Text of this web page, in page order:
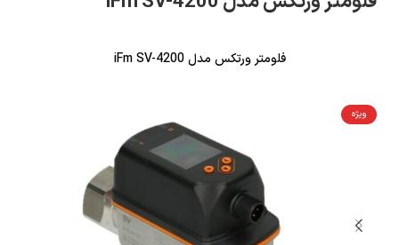
فلومتر ورتکس مدل iFm SV-4200
ویژه